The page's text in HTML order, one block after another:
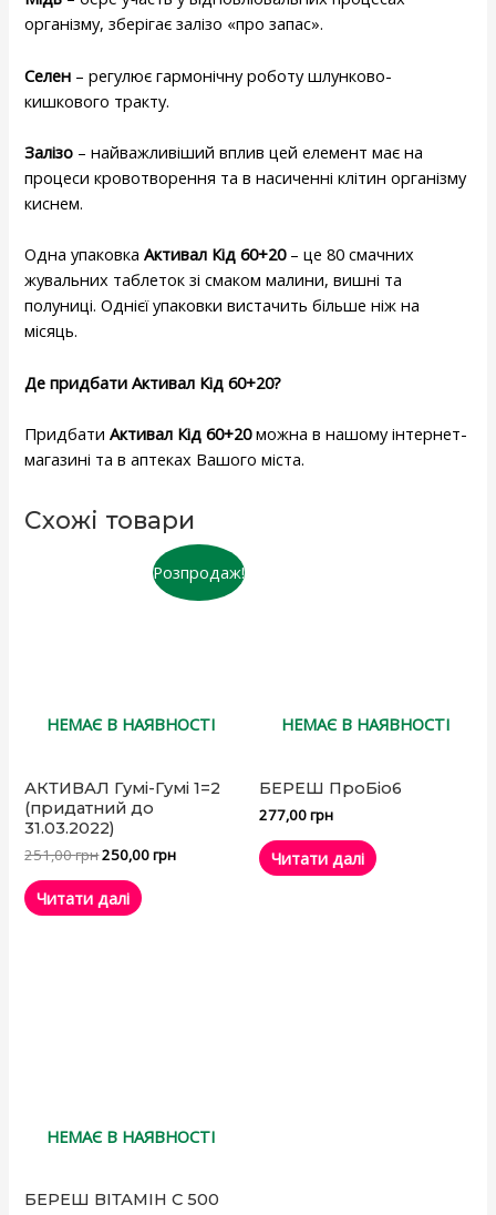
організму, зберігає залізо «про запас».
Селен – регулює гармонічну роботу шлунково-
кишкового тракту.
Залізо – найважливіший вплив цей елемент має на
процеси кровотворення та в насиченні клітин організму
киснем.
Одна упаковкаАктивал Кід 60+20– це 80 смачних
жувальних таблеток зі смаком малини, вишні та
полуниці. Однієї упаковки вистачить більше ніж на
місяць.
Де придбати Активал Кід 60+20?
ПридбатиАктивал Кід 60+20можна в нашому інтернет-
магазині та в аптеках Вашого міста.
Схожі товари
Розпродаж!
НЕМАЄ В НАЯВНОСТІ
АКТИВАЛ Гумі-Гумі 1=2
(придатний до
31.03.2022)
251,00грн250,00грн
Читати далі
НЕМАЄ В НАЯВНОСТІ
БЕРЕШ ПроБіо6
277,00грн
Читати далі
НЕМАЄ В НАЯВНОСТІ
БЕРЕШ ВІТАМІН С 500